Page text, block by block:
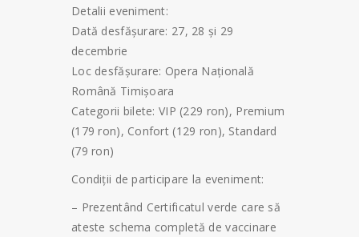
Detalii eveniment:
Dată desfășurare: 27, 28 și 29
decembrie
Loc desfășurare: Opera Națională
Română Timișoara
Categorii bilete: VIP (229 ron), Premium
(179 ron), Confort (129 ron), Standard
(79 ron)
Condiții de participare la eveniment:
– Prezentând Certificatul verde care să
ateste schema completă de vaccinare